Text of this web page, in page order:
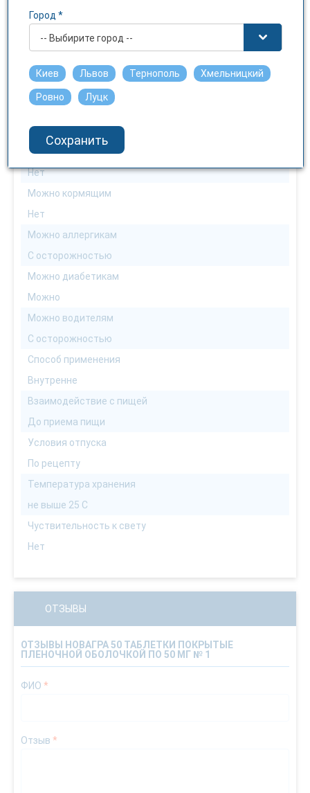
Действующее вещество
Силденафил
Можно взрослым
Можно
Нет
Можна беременным
Нет
Можно кормящим
Нет
Можно аллергикам
С осторожностью
Можно диабетикам
Можно
Можно водителям
С осторожностью
Способ применения
Внутренне
Взаимодействие с пищей
До приема пищи
Условия отпуска
По рецепту
Температура хранения
не выше 25 С
Чуствительность к свету
Нет
ОТЗЫВЫ
ОТЗЫВЫ НОВАГРА 50 ТАБЛЕТКИ ПОКРЫТЫЕ
ПЛЕНОЧНОЙ ОБОЛОЧКОЙ ПО 50 МГ № 1
ФИО *
Отзыв *
Город *
-- Выбирите город --
Киев Львов Тернополь Хмельницкий
Ровно Луцк
Сохранить